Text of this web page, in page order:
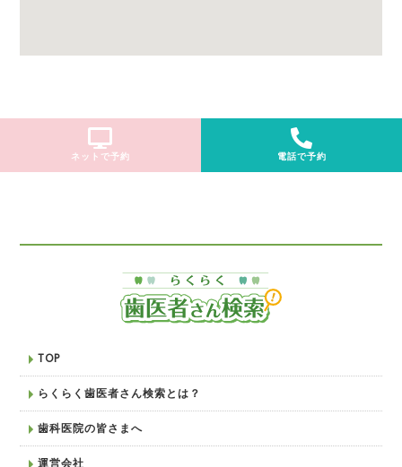
ネットで予約 電話で予約
TOP
らくらく歯医者さん検索とは？
歯科医院の皆さまへ
運営会社